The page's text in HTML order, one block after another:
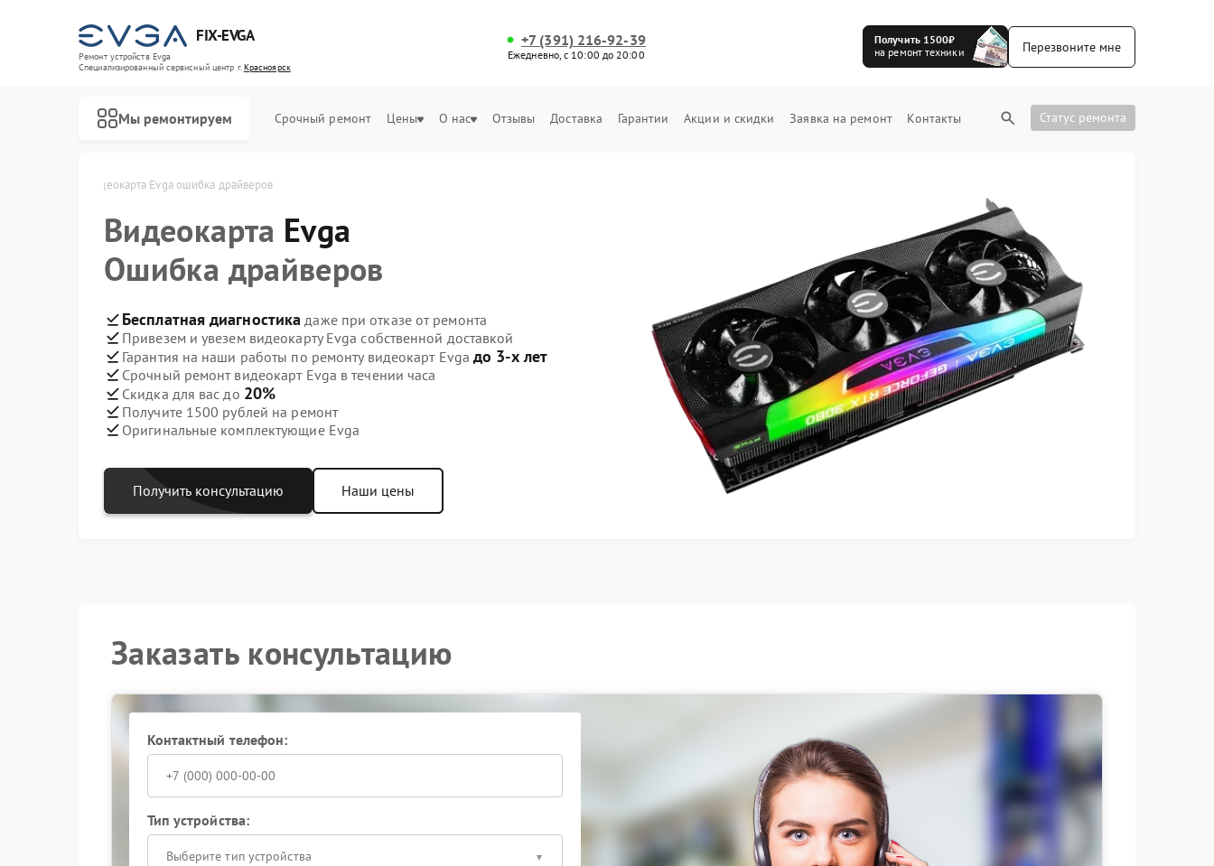
FIX-EVGA
Ремонт устройств Evga
Специализированный cервисный центр г.Красноярск
+7 (391) 216-92-39
Ежедневно, с 10:00 до 20:00
Получить 1500₽
на ремонт техники
Перезвоните мне
Мы ремонтируем Срочный ремонт Цены О нас Отзывы Доставка Гарантии Акции и скидки Заявка на ремонт Контакты Статус ремонта
Видеокарта Evga ошибка драйверов
Видеокарта Evga
Ошибка драйверов
Бесплатная диагностика даже при отказе от ремонта
Привезем и увезем видеокарту Evga собственной доставкой
Гарантия на наши работы по ремонту видеокарт Evga до 3-х лет
Срочный ремонт видеокарт Evga в течении часа
Скидка для вас до 20%
Получите 1500 рублей на ремонт
Оригинальные комплектующие Evga
Получить консультацию Наши цены
Заказать консультацию
Контактный телефон:
Тип устройства:
Выберите тип устройства